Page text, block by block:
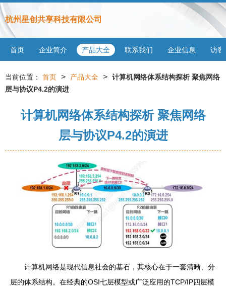
杭州星创共享科技有限公司
首页 企业简介 产品大全 联系我们 企业信息 访客
当前位置： 首页 > 产品大全 > 计算机网络体系结构探析 聚焦网络
层与协议P4.2的演进
计算机网络体系结构探析 聚焦网络
层与协议P4.2的演进
计算机网络是现代信息社会的基石，其核心在于一套清晰、分
层的体系结构。在经典的OSI七层模型或广泛应用的TCP/IP四层模